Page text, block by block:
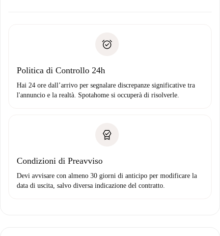
Domiciliazione del pagamento
solo se non segnali problemi.
Politica di Controllo 24h
Hai 24 ore dall’arrivo per segnalare discrepanze significative tra
l'annuncio e la realtà. Spotahome si occuperà di risolverle.
Condizioni di Preavviso
Devi avvisare con almeno 30 giorni di anticipo per modificare la
data di uscita, salvo diversa indicazione del contratto.